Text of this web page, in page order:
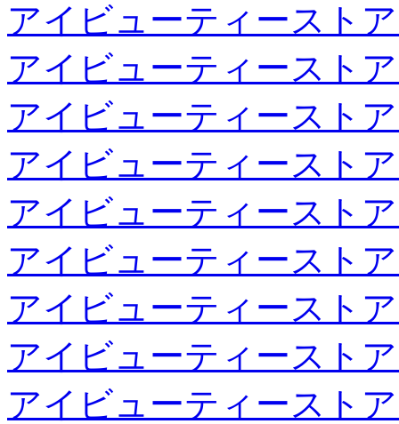
アイビューティースト
アイビューティースト
アイビューティースト
アイビューティースト
アイビューティースト
アイビューティースト
アイビューティースト
アイビューティースト
アイビューティースト